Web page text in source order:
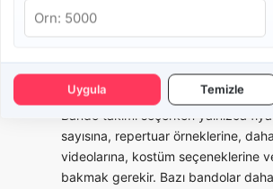
Uygula Temizle
marka aktivasyonlarında kısa ve
tercih edilebilir. Bu tür
bütünlüğü, saat planı, yürüyüş
teklifin önemli parçalarıdır.
Bando takımı seçerken yalnızca
sayısına, repertuar örneklerine,
videolarına, kostüm seçeneklerine
bakmak gerekir. Bazı bandolar